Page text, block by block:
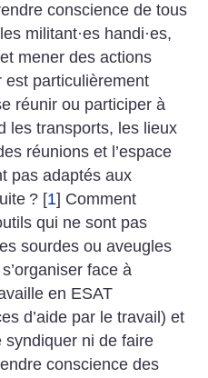
conscience de tous
militant·es handi·es,
mener des actions
est particulièrement
réunir ou participer à
les transports, les lieux
réunions et l’espace
pas adaptés aux
? [1] Comment
qui ne sont pas
sourdes ou aveugles
face à
en ESAT
d’aide par le travail) et
syndiquer ni de faire
conscience des